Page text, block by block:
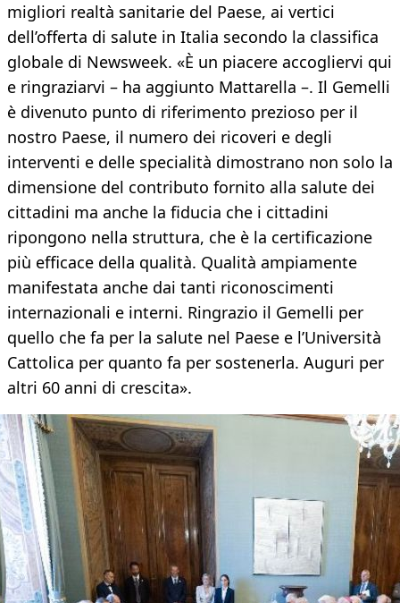
migliori realtà sanitarie del Paese, ai vertici
dell’offerta di salute in Italia secondo la classifica
globale di Newsweek. «È un piacere accogliervi qui
e ringraziarvi – ha aggiunto Mattarella –. Il Gemelli
è divenuto punto di riferimento prezioso per il
nostro Paese, il numero dei ricoveri e degli
interventi e delle specialità dimostrano non solo la
dimensione del contributo fornito alla salute dei
cittadini ma anche la fiducia che i cittadini
ripongono nella struttura, che è la certificazione
più efficace della qualità. Qualità ampiamente
manifestata anche dai tanti riconoscimenti
internazionali e interni. Ringrazio il Gemelli per
quello che fa per la salute nel Paese e l’Università
Cattolica per quanto fa per sostenerla. Auguri per
altri 60 anni di crescita».